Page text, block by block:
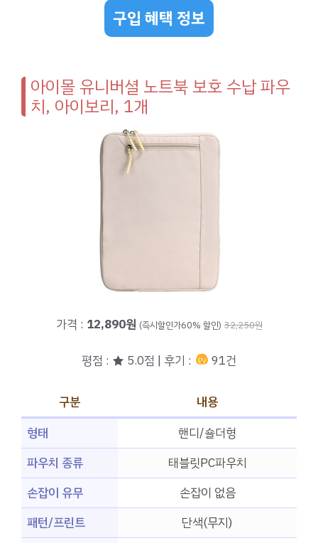
구입 혜택 정보
아이몰 유니버셜 노트북 보호 수납 파우
치, 아이보리, 1개
가격 : 12,890원 (즉시할인가60% 할인) 32,250원
평점 : ★ 5.0점 | 후기 : 91건
구분
내용
형태
핸디/숄더형
파우치 종류
태블릿PC파우치
손잡이 유무
손잡이 없음
패턴/프린트
단색(무지)